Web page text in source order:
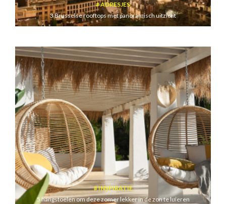
ADRESJES
3 Brusselse rooftops met panoramisch uitzicht
INSPIRATIE
5 hangstoelen om deze zomer lekker in de zon te luieren